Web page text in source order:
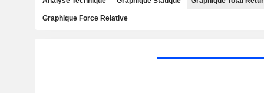
Graphique Force Relative